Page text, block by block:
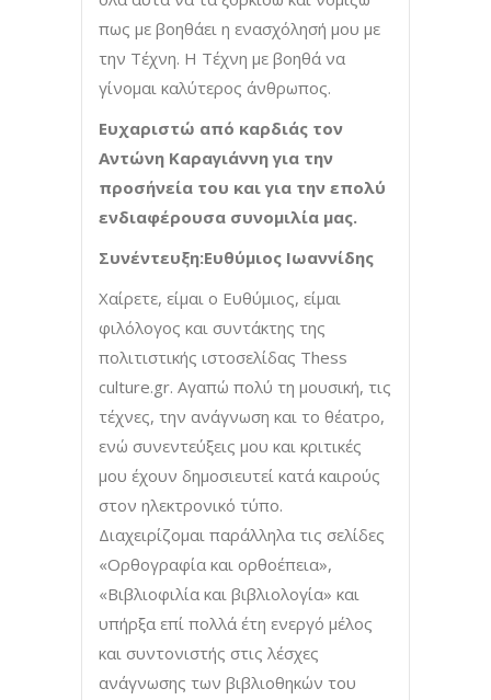
πως με βοηθάει η ενασχόλησή μου με
την Τέχνη. Η Τέχνη με βοηθά να
γίνομαι καλύτερος άνθρωπος.
Ευχαριστώ από καρδιάς τον
Αντώνη Καραγιάννη για την
προσήνεία του και για την επολύ
ενδιαφέρουσα συνομιλία μας.
Συνέντευξη:Ευθύμιος Ιωαννίδης
Xαίρετε, είμαι ο Ευθύμιος, είμαι
φιλόλογος και συντάκτης της
πολιτιστικής ιστοσελίδας Thess
culture.gr. Aγαπώ πολύ τη μουσική, τις
τέχνες, την ανάγνωση και το θέατρο,
ενώ συνεντεύξεις μου και κριτικές
μου έχουν δημοσιευτεί κατά καιρούς
στον ηλεκτρονικό τύπο.
Διαχειρίζομαι παράλληλα τις σελίδες
«Ορθογραφία και ορθοέπεια»,
«Βιβλιοφιλία και βιβλιολογία» και
υπήρξα επί πολλά έτη ενεργό μέλος
και συντονιστής στις λέσχες
ανάγνωσης των βιβλιοθηκών του